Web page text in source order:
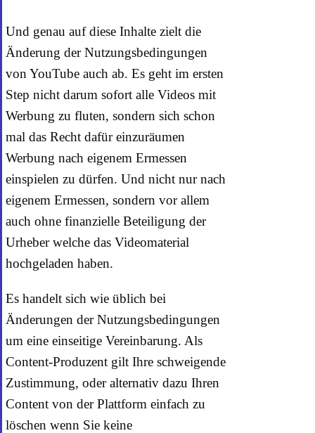
Und genau auf diese Inhalte zielt die
Änderung der Nutzungsbedingungen
von YouTube auch ab. Es geht im ersten
Step nicht darum sofort alle Videos mit
Werbung zu fluten, sondern sich schon
mal das Recht dafür einzuräumen
Werbung nach eigenem Ermessen
einspielen zu dürfen. Und nicht nur nach
eigenem Ermessen, sondern vor allem
auch ohne finanzielle Beteiligung der
Urheber welche das Videomaterial
hochgeladen haben.
Es handelt sich wie üblich bei
Änderungen der Nutzungsbedingungen
um eine einseitige Vereinbarung. Als
Content-Produzent gilt Ihre schweigende
Zustimmung, oder alternativ dazu Ihren
Content von der Plattform einfach zu
löschen wenn Sie keine